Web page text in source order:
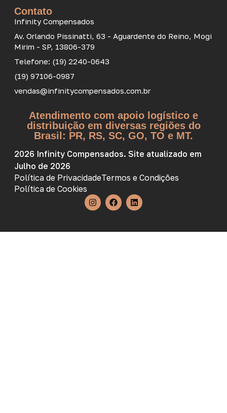
Contato
Infinity Compensados
Av. Orlando Pissinatti, 63 - Aguardente do Reino, Mogi
Mirim - SP, 13806-379
Telefone: (19) 2240-0643
(19) 97106-0987
vendas@infinitycompensados.com.br
Atendimento com apoio logístico e
distribuição em diversas regiões do
Brasil: PR, RS, SC, GO, TO e MT.
2026 Infinity Compensados. Site atualizado em
Julho de 2026
Política de PrivacidadeTermos e Condições
Política de Cookies